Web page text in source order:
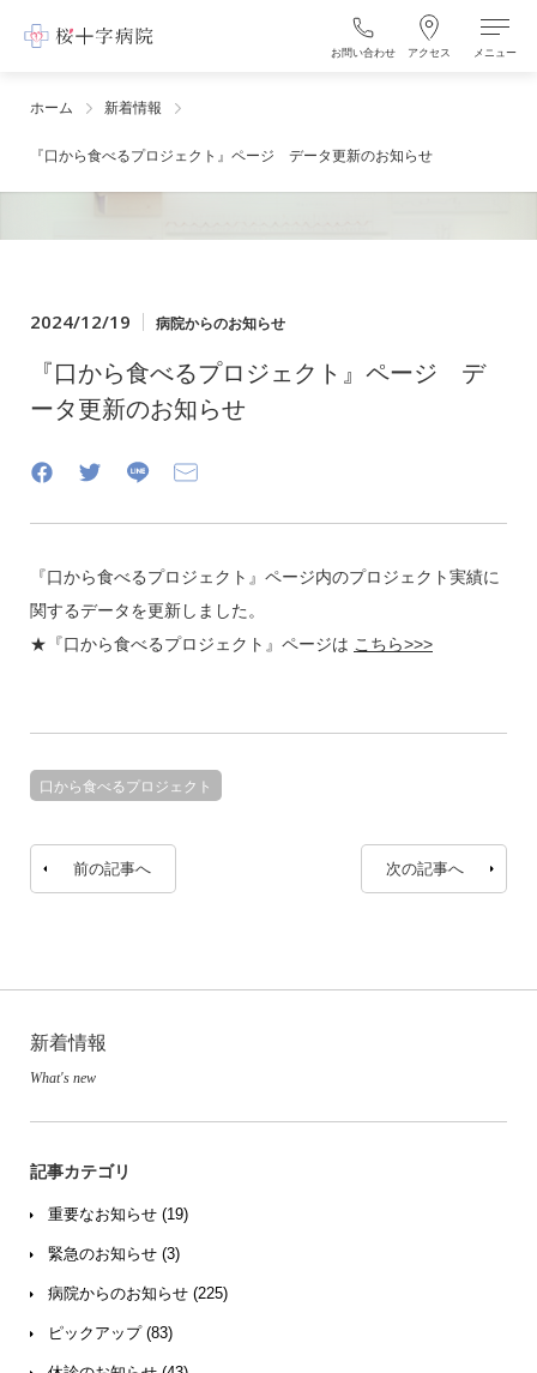
お問い合わせ アクセス メニュー
ホーム 新着情報
『口から食べるプロジェクト』ページ データ更新のお知らせ
新着情報
What's new
記事カテゴリ
重要なお知らせ (19)
緊急のお知らせ (3)
病院からのお知らせ (225)
ピックアップ (83)
2024/12/19 病院からのお知らせ
『口から食べるプロジェクト』ページ デ
ータ更新のお知らせ
『口から食べるプロジェクト』ページ内のプロジェクト実績に
関するデータを更新しました。
★『口から食べるプロジェクト』ページは こちら>>>
口から食べるプロジェクト
前の記事へ 次の記事へ